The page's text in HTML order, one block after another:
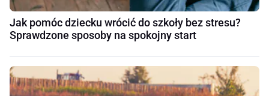
Jak pomóc dziecku wrócić do szkoły bez stresu?
Sprawdzone sposoby na spokojny start